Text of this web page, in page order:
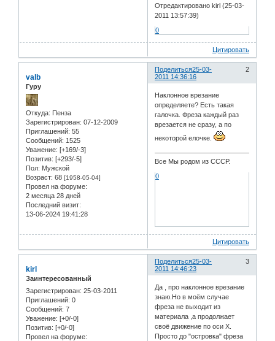
Отредактировано kirl (25-03-
2011 13:57:39)
0
Цитировать
Поделиться 2
25-03-
2011 14:36:16
valb
Гуру
Откуда: Пенза
Зарегистрирован: 07-12-2009
Приглашений: 55
Сообщений: 1525
Уважение: [+169/-3]
Позитив: [+293/-5]
Пол: Мужской
Возраст: 68 [1958-05-04]
Провел на форуме:
2 месяца 28 дней
Последний визит:
13-06-2024 19:41:28
Наклонное врезание
определяете? Есть такая
галочка. Фреза каждый раз
врезается не сразу, а по
некоторой елочке.
Все Мы родом из СССР.
0
Цитировать
Поделиться 3
25-03-
2011 14:46:23
kirl
Заинтересованный
Зарегистрирован: 25-03-2011
Приглашений: 0
Сообщений: 7
Уважение: [+0/-0]
Позитив: [+0/-0]
Провел на форуме:
Да , про наклонное врезание
знаю.Но в моём случае
фреза не выходит из
материала ,а продолжает
своё движение по оси Х.
Просто до "островка" фреза